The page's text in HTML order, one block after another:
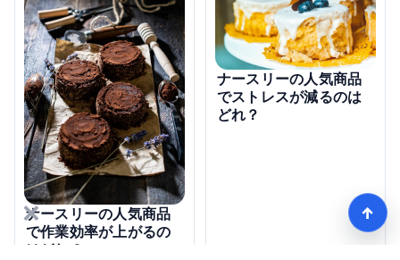
ナースリーの人気商品
で作業効率が上がるの
はどれ？
ナースリーの人気商品
でストレスが減るのは
どれ？
↑
×